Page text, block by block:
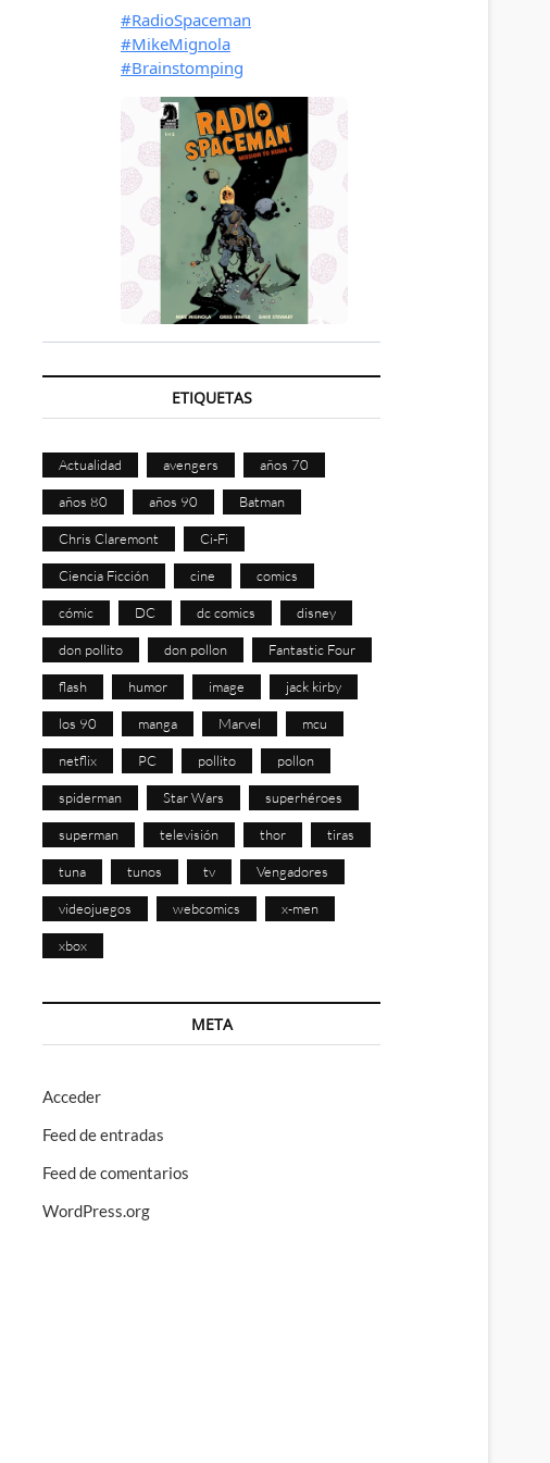
ETIQUETAS
Actualidad avengers años 70
años 80 años 90 Batman
Chris Claremont Ci-Fi
Ciencia Ficción cine comics
cómic DC dc comics disney
don pollito don pollon Fantastic Four
flash humor image jack kirby
los 90 manga Marvel mcu
netflix PC pollito pollon
spiderman Star Wars superhéroes
superman televisión thor tiras
tuna tunos tv Vengadores
videojuegos webcomics x-men
xbox
META
Acceder
Feed de entradas
Feed de comentarios
WordPress.org